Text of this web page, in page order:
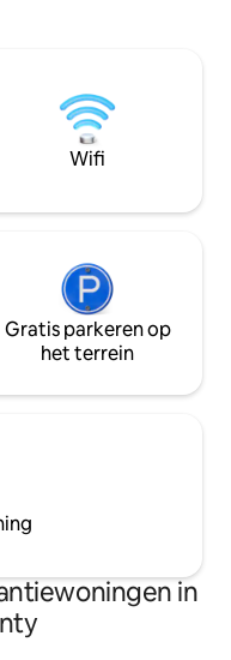
auto's Ruime
camper/
Semi's) Gelegen
stadsgrenzen van
Wifi
Gratis parkeren op
het terrein
in